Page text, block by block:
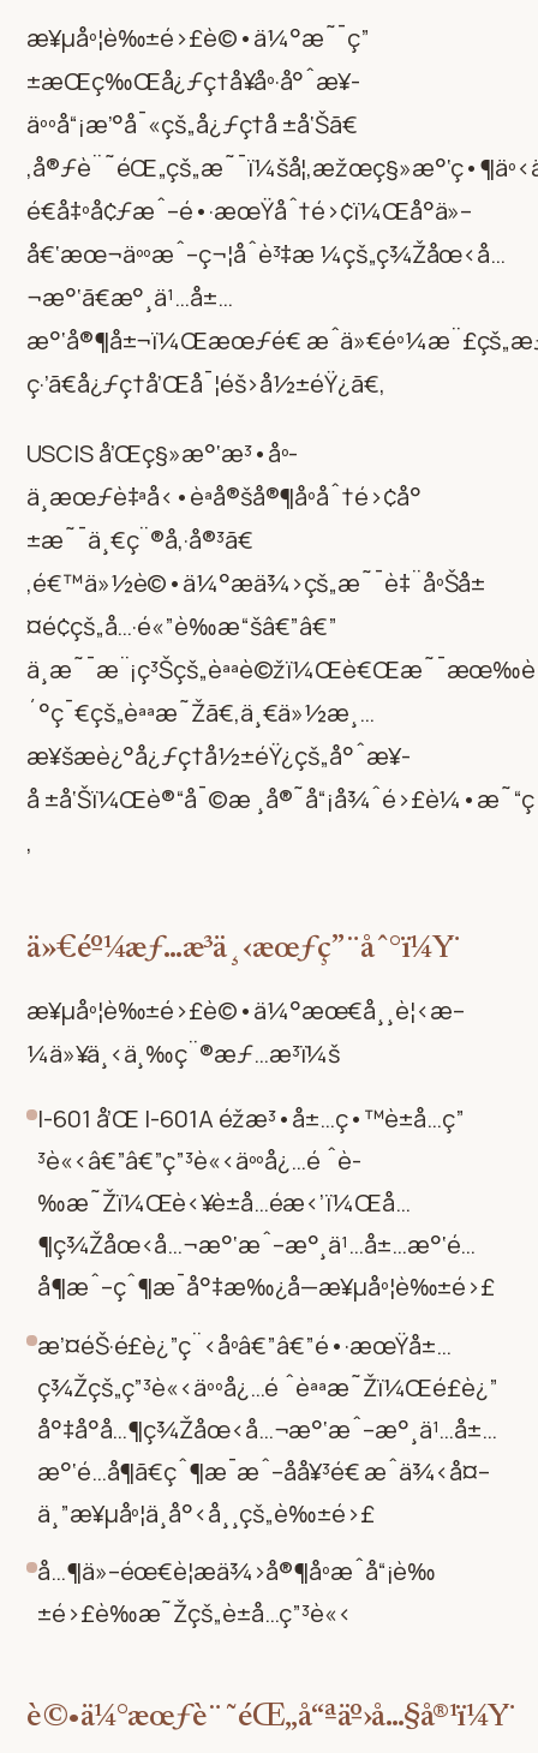
æ¥µåº¦è‰±é›£è©•ä¼°æ˜¯ç”
±æŒç‰Œå¿ƒç†å¥åº·å°ˆæ¥­
äººå“¡æ’°å¯«çš„å¿ƒç†å ±å‘Šã€
é€å‡ºå¢ƒæˆ–é•·æœŸåˆ†é›¢ï¼Œå°ä»–
å€‘æœ¬äººæˆ–ç¬¦åˆè³‡æ ¼çš„ç¾Žåœ‹å…
¬æ°‘ã€æ°¸ä¹…å±…
æ°‘å®¶å±¬ï¼Œæœƒé€
ç·’ã€å¿ƒç†å’Œå¯¦éš›å½±éŸ¿ã€‚
USCIS å’Œç§»æ°‘æ³•åº­
ä¸æœƒè‡ªå‹•èªå®šå®¶åº­åˆ†é›¢å°
±æ˜¯ä¸€ç¨®å‚·å®³ã€
‚é€™ä»½è©•ä¼°æä¾›çš„æ˜¯è‡¨åºŠå±
¤é¢çš„å…·é«”è­‰æ“šâ€”â€”
´°ç¯€çš„èªªæ˜Žã€‚ä¸€ä»½æ¸…
æ¥šæè¿°å¿ƒç†å½±éŸ¿çš„å°ˆæ¥­
å ±å‘Šï¼Œè®“å¯©æ
‚
ä»€éº¼æƒ…æ³ä¸‹æœƒç”¨åˆ°ï¼Ÿ
æ¥µåº¦è‰±é›£è©•ä¼°æœ€å¸¸è¦‹æ–
¼ä»¥ä¸‹ä¸‰ç¨®æƒ…æ³ï¼š
I-601 å’Œ I-601A éžæ³•å±…ç•™è±å…ç”
³è«‹â€”â€”ç”³è«‹äººå¿…é ˆè­
‰æ˜Žï¼Œè‹¥è±å…é­æ‹’ï¼Œå…
¶ç¾Žåœ‹å…¬æ°‘æˆ–æ°¸ä¹…å±…æ°‘é…
å¶æˆ–çˆ¶æ¯å°‡æ‰¿å—æ¥µåº¦è‰±é›£
æ’¤éŠ·é£è¿”ç¨‹åºâ€”â€”é•·æœŸå±…
ç¾Žçš„ç”³è«‹äººå¿…é ˆèªªæ˜Žï¼Œé£è¿”
å°‡å°å…¶ç¾Žåœ‹å…¬æ°‘æˆ–æ°¸ä¹…å±…
æ°‘é…å¶ã€çˆ¶æ¯æˆ–å­å¥³é€ æˆä¾‹å¤–
ä¸”æ¥µåº¦ä¸å°‹å¸¸çš„è‰±é›£
å…¶ä»–éœ€è¦æä¾›å®¶åº­æˆå“¡è‰
±é›£è­‰æ˜Žçš„è±å…ç”³è«‹
è©•ä¼°æœƒè¨˜éŒ„å“ªäº›å…§å®¹ï¼Ÿ